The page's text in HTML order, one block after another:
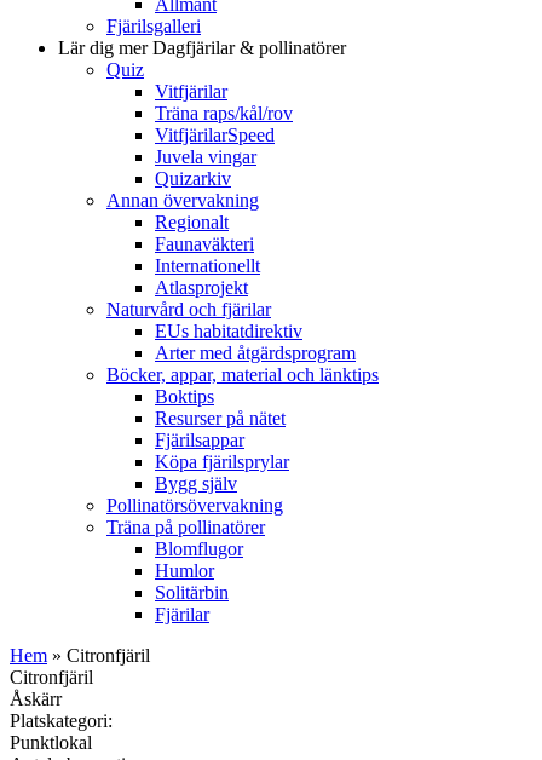
Fjärilsgalleri
Lär dig merDagfjärilar & pollinatörer
Quiz
Vitfjärilar
Träna raps/kål/rov
VitfjärilarSpeed
Juvela vingar
Quizarkiv
Annan övervakning
Regionalt
Faunaväkteri
Internationellt
Atlasprojekt
Naturvård och fjärilar
EUs habitatdirektiv
Arter med åtgärdsprogram
Böcker, appar, material och länktips
Boktips
Resurser på nätet
Fjärilsappar
Köpa fjärilsprylar
Bygg själv
Pollinatörsövervakning
Träna på pollinatörer
Blomflugor
Humlor
Solitärbin
Fjärilar
Hem » Citronfjäril
Citronfjäril
Åskärr
Platskategori:
Punktlokal